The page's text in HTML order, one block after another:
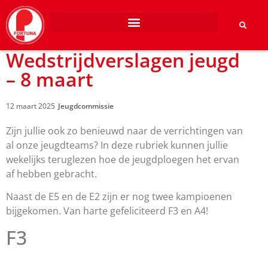
Wedstrijdverslagen jeugd
– 8 maart
12 maart 2025 Jeugdcommissie
Zijn jullie ook zo benieuwd naar de verrichtingen van
al onze jeugdteams? In deze rubriek kunnen jullie
wekelijks teruglezen hoe de jeugdploegen het ervan
af hebben gebracht.
Naast de E5 en de E2 zijn er nog twee kampioenen
bijgekomen. Van harte gefeliciteerd F3 en A4!
F3